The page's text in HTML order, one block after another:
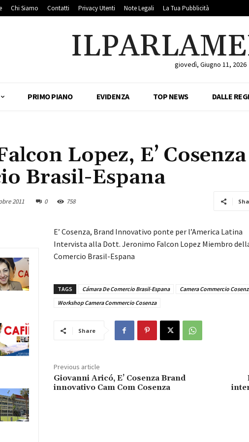
Chi Siamo Contatti Privacy Utenti Note Legali La Tua Pubblicità
giovedì, Giugno 11, 2026
PRIMO PIANO EVIDENZA TOP NEWS DALLE
Lopez, E’
Brasil-Espana
2011 0 758
E’ Cosenza, Brand Innovativo ponte per l’America Latina
Intervista alla Dott. Jeronimo Falcon Lopez Miembro
Comercio Brasil-Espana
TAGS Cámara De Comercio Brasil-Espana Camera Commercio
Workshop Camera Commercio Cosenza
Share
Previous article
Giovanni Aricó, E’ Cosenza Brand
innovativo Cam Com Cosenza